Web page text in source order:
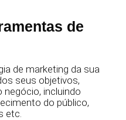
de
de marketing da sua
seus objetivos,
incluindo
do público,
etc.